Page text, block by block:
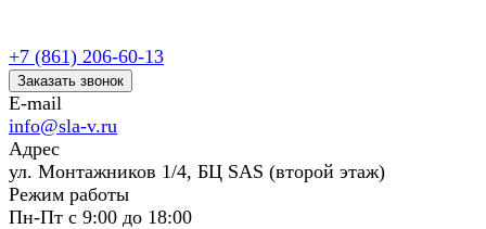
+7 (861) 206-60-13
Заказать звонок
E-mail
info@sla-v.ru
Адрес
ул. Монтажников 1/4, БЦ SAS (второй этаж)
Режим работы
Пн-Пт с 9:00 до 18:00